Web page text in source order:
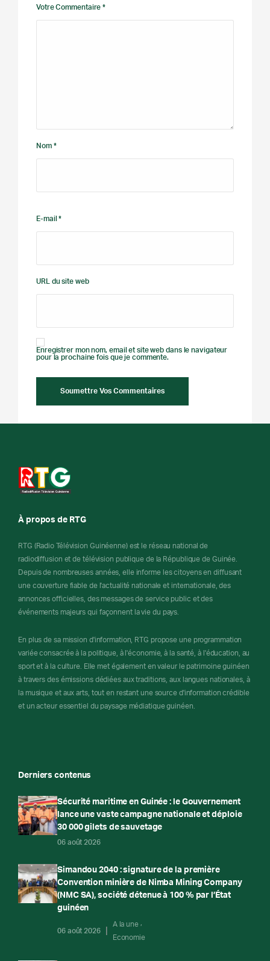
Votre Commentaire *
Nom *
E-mail *
URL du site web
Enregistrer mon nom, email et site web dans le navigateur
pour la prochaine fois que je commente.
À propos de RTG
RTG (Radio Télévision Guinéenne) est le réseau national de
radiodiffusion et de télévision publique de la République de Guinée.
Depuis de nombreuses années, elle informe les citoyens en diffusant
une couverture fiable de l'actualité nationale et internationale, des
annonces officielles, des messages de service public et des
événements majeurs qui façonnent la vie du pays.
En plus de sa mission d'information, RTG propose une programmation
variée consacrée à la politique, à l'économie, à la santé, à l'éducation, au
sport et à la culture. Elle met également en valeur le patrimoine guinéen
à travers des émissions dédiées aux traditions, aux langues nationales, à
la musique et aux arts, tout en restant une source d'information crédible
et un acteur essentiel du paysage médiatique guinéen.
Derniers contenus
Sécurité maritime en Guinée : le Gouvernement
lance une vaste campagne nationale et déploie
30 000 gilets de sauvetage
06 août 2026
Simandou 2040 : signature de la première
Convention minière de Nimba Mining Company
(NMC SA), société détenue à 100 % par l’État
guinéen
06 août 2026
A la une
Economie